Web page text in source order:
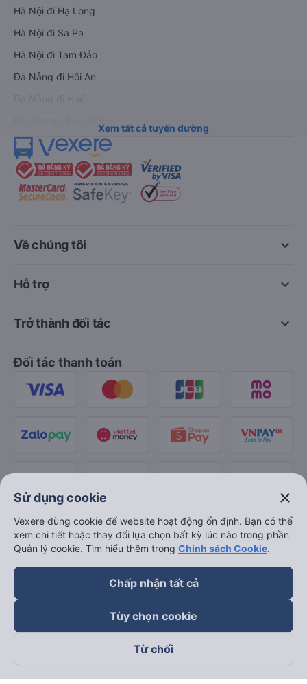
Hà Nội đi Hạ Long
Hà Nội đi Sa Pa
Hà Nội đi Tam Đảo
Đà Nẵng đi Hội An
Xem tất cả tuyến đường
keyboard_arrow_down
Về chúng tôi
keyboard_arrow_down
Hỗ trợ
keyboard_arrow_down
Trở thành đối tác
Đối tác thanh toán
Theo dõi chúng tôi trên
Sử dụng cookie close
Vexere dùng cookie để website hoạt động ổn định. Bạn có thể
xem chi tiết hoặc thay đổi lựa chọn bất kỳ lúc nào trong phần
Quản lý cookie. Tìm hiểu thêm trong Chính sách Cookie.
Chấp nhận tất cả
Tùy chọn cookie
Từ chối